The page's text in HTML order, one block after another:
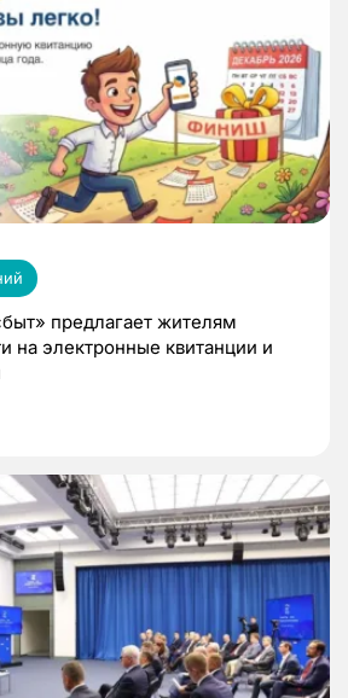
предлагает жителям
на электронные квитанции и